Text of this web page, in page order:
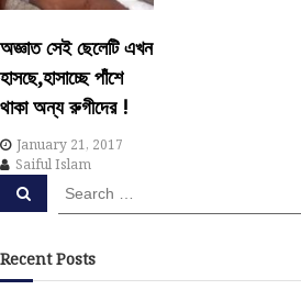
a
t
i
o
n
অজ্ঞাত সেই ছেলেটি এখন
হাসছে,হাসাচ্ছে পাঁশে
থাকা অন্য রুগীদের !
January 21, 2017
Saiful Islam
e
r
c
S
h
Recent Posts